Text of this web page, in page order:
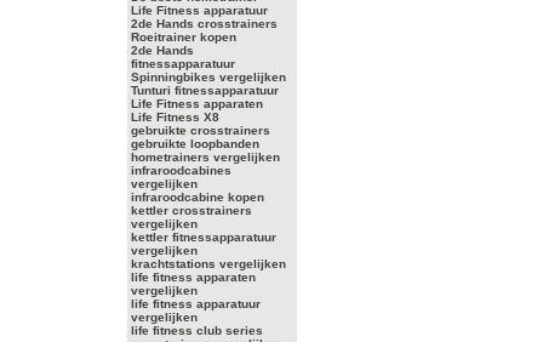
Life Fitness apparatuur
2de Hands crosstrainers
Roeitrainer kopen
2de Hands
fitnessapparatuur
Spinningbikes vergelijken
Tunturi fitnessapparatuur
Life Fitness apparaten
Life Fitness X8
gebruikte crosstrainers
gebruikte loopbanden
hometrainers vergelijken
infraroodcabines
vergelijken
infraroodcabine kopen
kettler crosstrainers
vergelijken
kettler fitnessapparatuur
vergelijken
krachtstations vergelijken
life fitness apparaten
vergelijken
life fitness apparatuur
vergelijken
life fitness club series